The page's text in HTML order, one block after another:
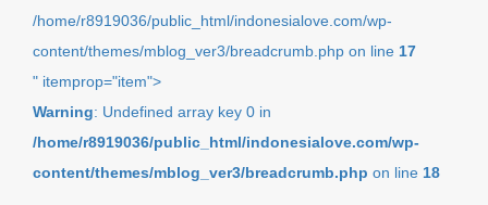
/home/r8919036/public_html/indonesialove.com/wp-
content/themes/mblog_ver3/breadcrumb.php on line 17
" itemprop="item">
Warning: Undefined array key 0 in
/home/r8919036/public_html/indonesialove.com/wp-
content/themes/mblog_ver3/breadcrumb.php on line 18